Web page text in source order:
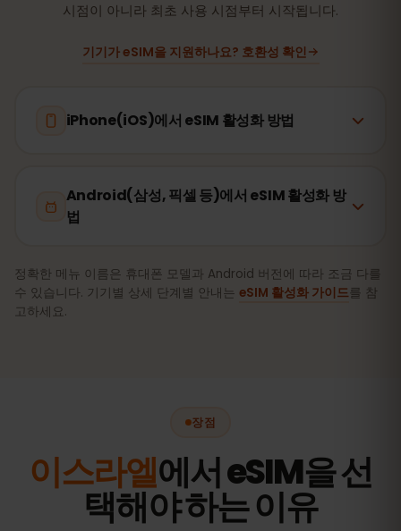
시점이 아니라 최초 사용 시점부터 시작됩니다.
기기가 eSIM을 지원하나요? 호환성 확인
iPhone(iOS)에서 eSIM 활성화 방법
Android(삼성, 픽셀 등)에서 eSIM 활성화 방
법
정확한 메뉴 이름은 휴대폰 모델과 Android 버전에 따라 조금 다를
수 있습니다. 기기별 상세 단계별 안내는 eSIM 활성화 가이드를 참
고하세요.
장점
이스라엘에서 eSIM을 선
택해야 하는 이유